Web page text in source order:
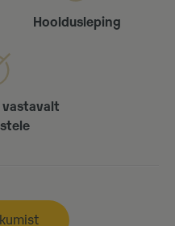
Hooldusleping
vastavalt